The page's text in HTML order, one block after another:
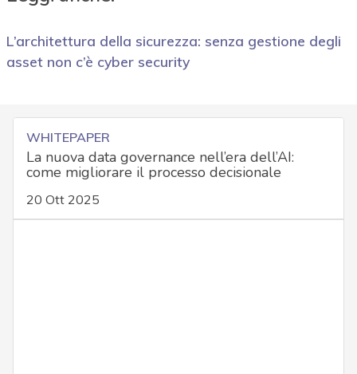
L’architettura della sicurezza: senza gestione degli
asset non c’è cyber security
WHITEPAPER
La nuova data governance nell’era dell’AI:
come migliorare il processo decisionale
20 Ott 2025